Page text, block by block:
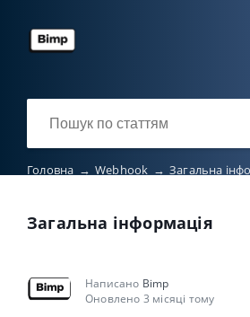
Головна → Webhook → Загальна
Загальна інформація
Написано Bimp
Оновлено 3 місяці тому